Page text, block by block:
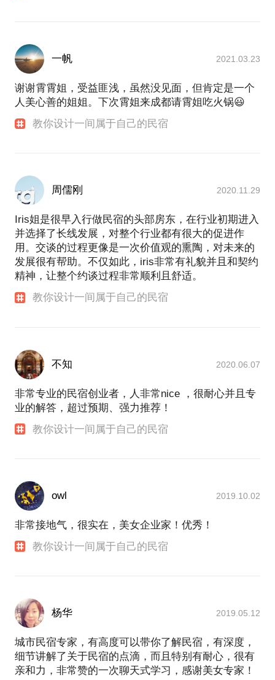
一帆 2021.03.23
谢谢霄霄姐，受益匪浅，虽然没见面，但肯定是一个
人美心善的姐姐。下次霄姐来成都请霄姐吃火锅😃
教你设计一间属于自己的民宿
周儒刚 2020.11.29
Iris姐是很早入行做民宿的头部房东，在行业初期进入
并选择了长线发展，对整个行业都有很大的促进作
用。交谈的过程更像是一次价值观的熏陶，对未来的
发展很有帮助。不仅如此，iris非常有礼貌并且和契约
精神，让整个约谈过程非常顺利且舒适。
教你设计一间属于自己的民宿
不知 2020.06.07
非常专业的民宿创业者，人非常nice ，很耐心并且专
业的解答，超过预期、强力推荐！
教你设计一间属于自己的民宿
owl 2019.10.02
非常接地气，很实在，美女企业家！优秀！
教你设计一间属于自己的民宿
杨华 2019.05.12
城市民宿专家，有高度可以带你了解民宿，有深度，
细节讲解了关于民宿的点滴，而且特别有耐心，很有
亲和力，非常赞的一次聊天式学习，感谢美女专家！